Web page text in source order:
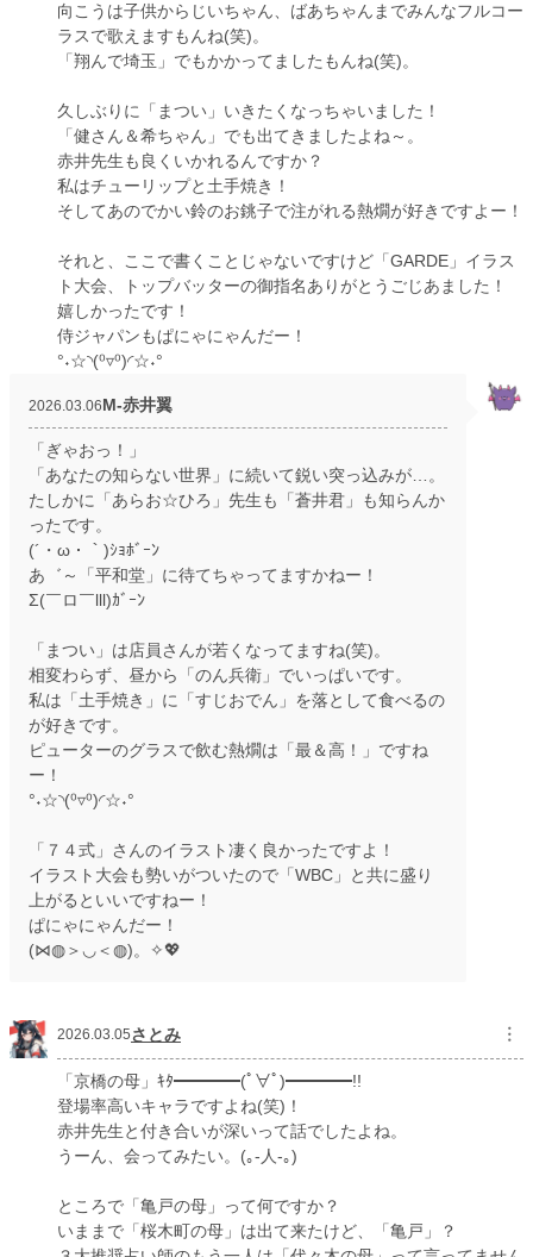
向こうは子供からじいちゃん、ばあちゃんまでみんなフルコー
ラスで歌えますもんね(笑)。
「翔んで埼玉」でもかかってましたもんね(笑)。
久しぶりに「まつい」いきたくなっちゃいました！
「健さん＆希ちゃん」でも出てきましたよね～。
赤井先生も良くいかれるんですか？
私はチューリップと土手焼き！
そしてあのでかい鈴のお銚子で注がれる熱燗が好きですよー！
それと、ここで書くことじゃないですけど「GARDE」イラス
ト大会、トップバッターの御指名ありがとうごじあました！
嬉しかったです！
侍ジャパンもぱにゃにゃんだー！
°˖☆◝(⁰▿⁰)◜☆˖°
2026.03.06M‐赤井翼
「ぎゃおっ！」
「あなたの知らない世界」に続いて鋭い突っ込みが…。
たしかに「あらお☆ひろ」先生も「蒼井君」も知らんか
ったです。
(´・ω・｀)ｼｮﾎﾞｰﾝ
あ゛～「平和堂」に待てちゃってますかねー！
Σ(￣ロ￣lll)ｶﾞｰﾝ
「まつい」は店員さんが若くなってますね(笑)。
相変わらず、昼から「のん兵衛」でいっぱいです。
私は「土手焼き」に「すじおでん」を落として食べるの
が好きです。
ピューターのグラスで飲む熱燗は「最＆高！」ですね
ー！
°˖☆◝(⁰▿⁰)◜☆˖°
「７４式」さんのイラスト凄く良かったですよ！
イラスト大会も勢いがついたので「WBC」と共に盛り
上がるといいですねー！
ぱにゃにゃんだー！
(⋈◍＞◡＜◍)。✧💖
2026.03.05さとみ ︙
「京橋の母」ｷﾀ━━━━(ﾟ∀ﾟ)━━━━!!
登場率高いキャラですよね(笑)！
赤井先生と付き合いが深いって話でしたよね。
うーん、会ってみたい。(｡-人-｡)
ところで「亀戸の母」って何ですか？
いままで「桜木町の母」は出て来たけど、「亀戸」？